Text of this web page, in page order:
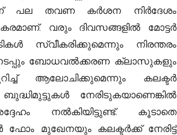
പല തവണ കർശന നിർദേശം
വരും ദിവസങ്ങളിൽ മോട്ടർ
സ്വീകരിക്കുമെന്നും നിരന്തരം
ബോധവൽക്കരണ ക്ലാസുകളും
ആലോചിക്കുമെന്നും കലക്ടർ
നേരിടുകയാണെങ്കിൽ
നൽകിയിട്ടുണ്ട്. കൂടാതെ
ഫോം മുഖേനയും കലക്ടർക്ക് നേരിട്ട്